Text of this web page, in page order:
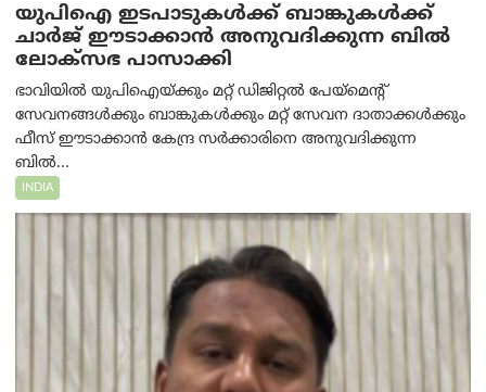
യുപിഐ ഇടപാടുകൾക്ക് ബാങ്കുകൾക്ക്
ചാർജ് ഈടാക്കാൻ അനുവദിക്കുന്ന ബിൽ
ലോക്‌സഭ പാസാക്കി
ഭാവിയിൽ യുപിഐയ്ക്കും മറ്റ് ഡിജിറ്റൽ പേയ്‌മെന്റ്
സേവനങ്ങൾക്കും ബാങ്കുകൾക്കും മറ്റ് സേവന ദാതാക്കൾക്കും
ഫീസ് ഈടാക്കാൻ കേന്ദ്ര സർക്കാരിനെ അനുവദിക്കുന്ന
ബിൽ...
INDIA